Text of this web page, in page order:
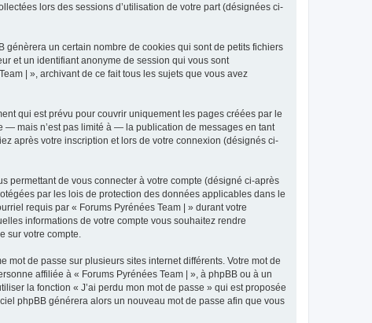
lors des sessions d’utilisation de votre part (désignées ci-
génèrera un certain nombre de cookies qui sont de petits fichiers
et un identifiant anonyme de session qui vous sont
| », archivant de ce fait tous les sujets que vous avez
qui est prévu pour couvrir uniquement les pages créées par le
— mais n’est pas limité à — la publication de messages en tant
après votre inscription et lors de votre connexion (désignés ci-
permettant de vous connecter à votre compte (désigné ci-après
par les lois de protection des données applicables dans le
requis par « Forums Pyrénées Team | » durant votre
informations de votre compte vous souhaitez rendre
sur votre compte.
mot de passe sur plusieurs sites internet différents. Votre mot de
affiliée à « Forums Pyrénées Team | », à phpBB ou à un
la fonction « J’ai perdu mon mot de passe » qui est proposée
phpBB générera alors un nouveau mot de passe afin que vous